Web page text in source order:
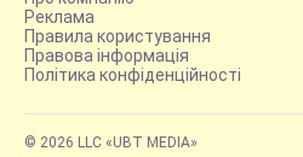
Реклама
Правила користування
Правова інформація
Політика конфіденційності
© 2026 LLC «UBT MEDIA»